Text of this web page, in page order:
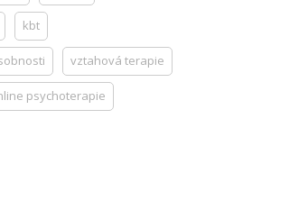
kbt
vztahová terapie
psychoterapie